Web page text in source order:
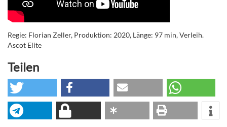
Regie: Florian Zeller, Produktion: 2020, Länge: 97 min, Verleih.
Ascot Elite
Teilen